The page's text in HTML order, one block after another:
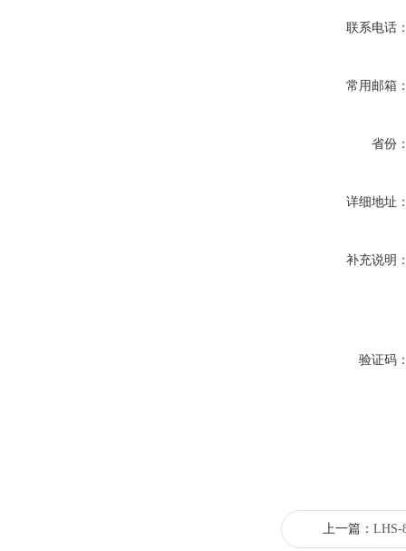
联系电话
常用邮箱
省份
详细地址
补充说明
验证码
上一篇： LHS-